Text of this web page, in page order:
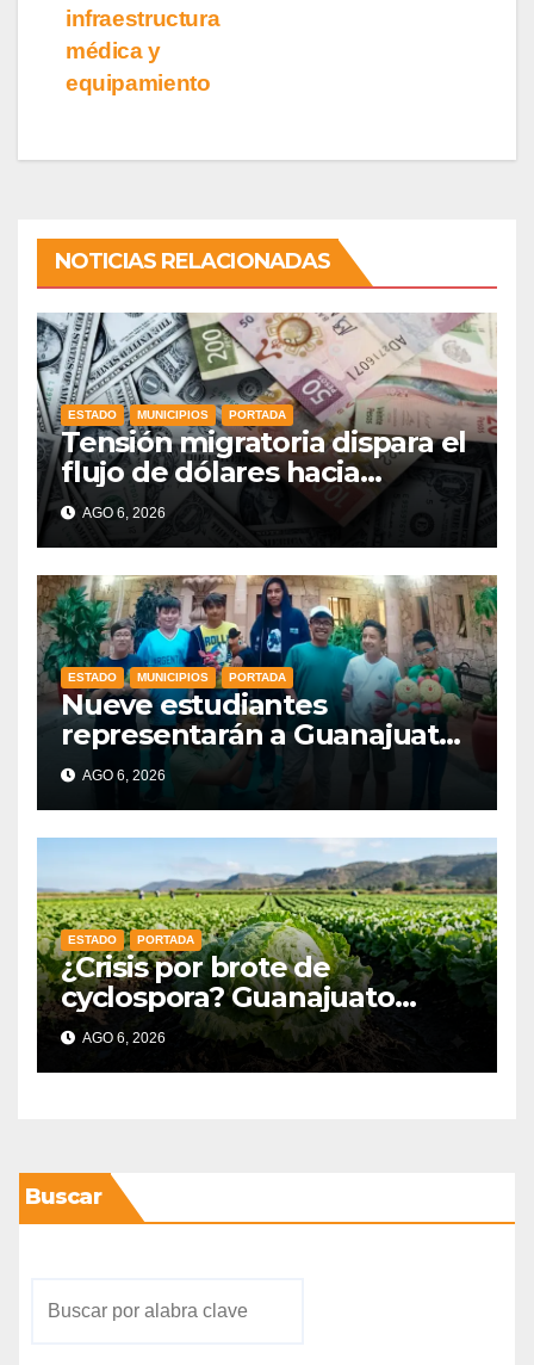
infraestructura
médica y
equipamiento
NOTICIAS RELACIONADAS
ESTADO MUNICIPIOS PORTADA
Tensión migratoria dispara el
flujo de dólares hacia
municipios de Guanajuato
AGO 6, 2026
ESTADO MUNICIPIOS PORTADA
Nueve estudiantes
representarán a Guanajuato
en la Olimpiada Mexicana de
Matemáticas 2026
AGO 6, 2026
ESTADO PORTADA
¿Crisis por brote de
cyclospora? Guanajuato
mantiene intactas sus
exportaciones
AGO 6, 2026
Buscar